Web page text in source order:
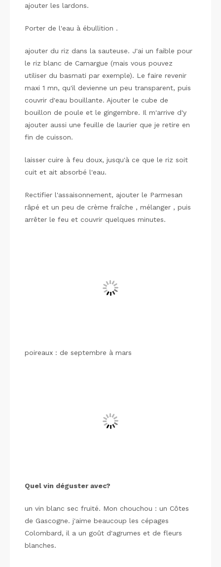
ajouter les lardons.
Porter de l'eau à ébullition .
ajouter du riz dans la sauteuse. J'ai un faible pour
le riz blanc de Camargue (mais vous pouvez
utiliser du basmati par exemple). Le faire revenir
maxi 1 mn, qu'il devienne un peu transparent, puis
couvrir d'eau bouillante. Ajouter le cube de
bouillon de poule et le gingembre. Il m'arrive d'y
ajouter aussi une feuille de laurier que je retire en
fin de cuisson.
laisser cuire à feu doux, jusqu'à ce que le riz soit
cuit et ait absorbé l'eau.
Rectifier l'assaisonnement, ajouter le Parmesan
râpé et un peu de crème fraîche , mélanger , puis
arrêter le feu et couvrir quelques minutes.
poireaux : de septembre à mars
Quel vin déguster avec?
un vin blanc sec fruité. Mon chouchou : un Côtes
de Gascogne. j'aime beaucoup les cépages
Colombard, il a un goût d'agrumes et de fleurs
blanches.